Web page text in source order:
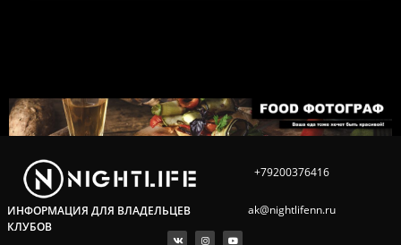
ИНФОРМАЦИЯ ДЛЯ ВЛАДЕЛЬЦЕВ
КЛУБОВ
+79200376416
ak@nightlifenn.ru